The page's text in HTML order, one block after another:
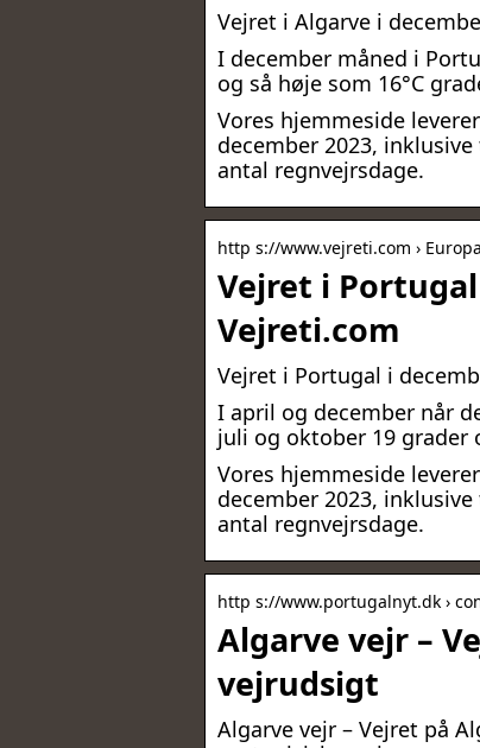
Vejret i Algarve i
I december måned i
og så høje som 16°C
Vores hjemmeside
december 2023,
antal regnvejrsdage.
http s://www.vejreti.com ›
Vejret i
Vejreti.com
Vejret i Portugal i
I april og december når
juli og oktober 19 grader
Vores hjemmeside
december 2023,
antal regnvejrsdage.
http s://www.portugalnyt.dk ›
Algarve vejr –
vejrudsigt
Algarve vejr – Vejret på